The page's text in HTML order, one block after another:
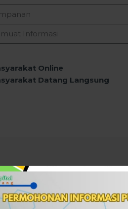
Informasi
Online
Datang Langsung